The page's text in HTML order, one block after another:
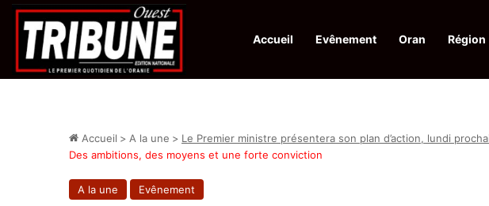
Accueil Evênement Oran Région
Infos en Direct: Lutte contre les drogues : octroi de récompenses financières aux
Accueil > A la une > Le Premier ministre présentera son plan d’action, lundi
Des ambitions, des moyens et une forte conviction
A la une Evênement